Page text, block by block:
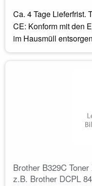
Ca. 4 Tage Lieferfrist.
CE: Konform mit den
im Hausmüll
Brother B329C
z.B. Brother DCPL